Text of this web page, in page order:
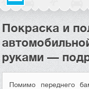
Покраска и
руками —
Помимо переднего